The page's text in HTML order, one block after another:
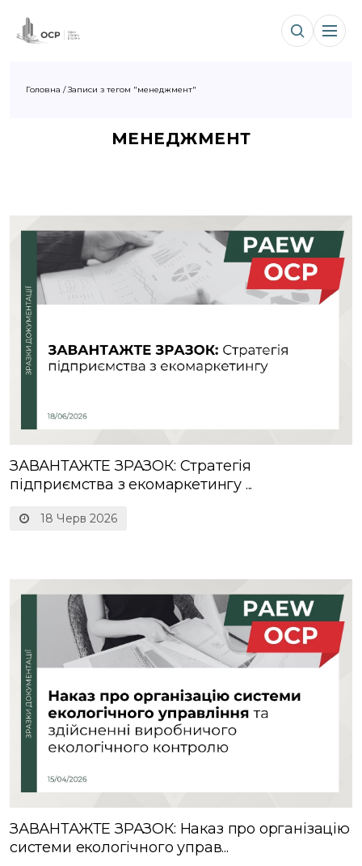
Головна /Записи з тегом "менеджмент"
МЕНЕДЖМЕНТ
18 Черв 2026
ЗАВАНТАЖТЕ ЗРАЗОК: Стратегія
підприємства з екомаркетингу ...
ЗАВАНТАЖТЕ ЗРАЗОК: Наказ про організацію
системи екологічного управ...